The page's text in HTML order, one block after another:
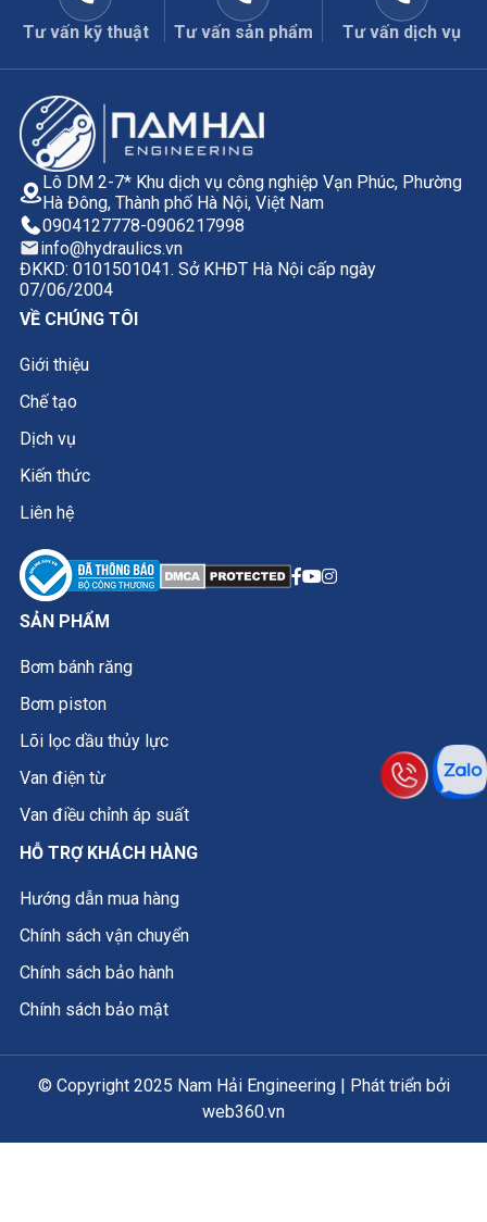
Tư vấn kỹ thuật Tư vấn sản phẩm Tư vấn dịch vụ
Lô DM 2-7* Khu dịch vụ công nghiệp Vạn Phúc, Phường
Hà Đông, Thành phố Hà Nội, Việt Nam
0904127778-0906217998
info@hydraulics.vn
ĐKKD: 0101501041. Sở KHĐT Hà Nội cấp ngày
07/06/2004
VỀ CHÚNG TÔI
Giới thiệu
Chế tạo
Dịch vụ
Kiến thức
Liên hệ
SẢN PHẨM
Bơm bánh răng
Bơm piston
Lõi lọc dầu thủy lực
Van điện từ
Van điều chỉnh áp suất
HỖ TRỢ KHÁCH HÀNG
Hướng dẫn mua hàng
Chính sách vận chuyển
Chính sách bảo hành
Chính sách bảo mật
© Copyright 2025 Nam Hải Engineering | Phát triển bởi
web360.vn